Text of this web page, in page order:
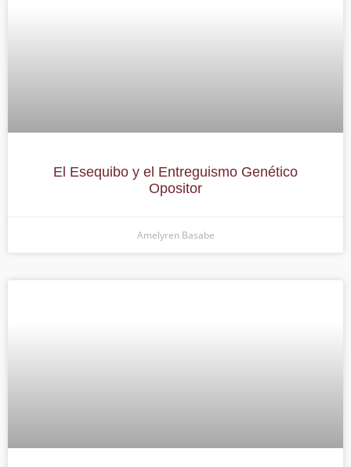
El Esequibo y el Entreguismo Genético
Opositor
Amelyren Basabe